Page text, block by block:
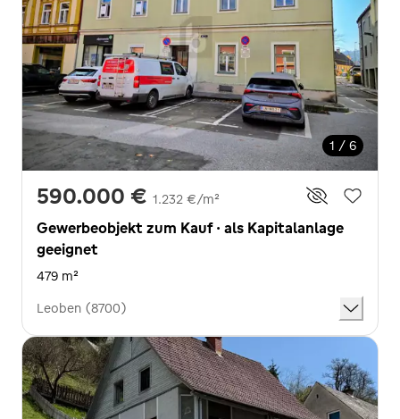
1 / 6
590.000 € 1.232 €/m²
Gewerbeobjekt zum Kauf · als Kapitalanlage
geeignet
479 m²
Leoben (8700)